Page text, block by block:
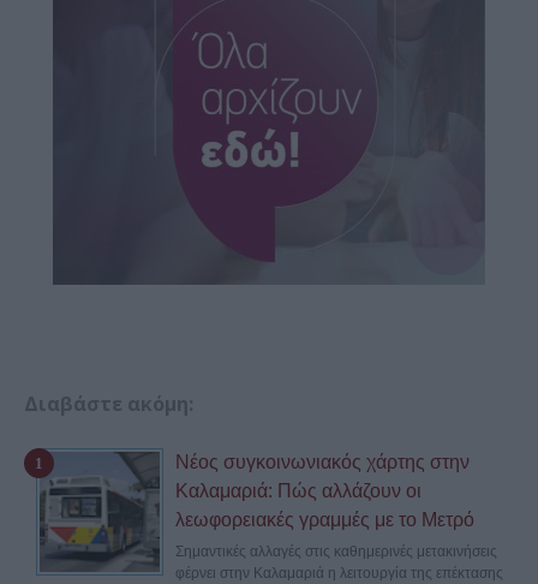
Διαβάστε ακόμη:
Νέος συγκοινωνιακός χάρτης στην
Καλαμαριά: Πώς αλλάζουν οι
λεωφορειακές γραμμές με το Μετρό
Σημαντικές αλλαγές στις καθημερινές μετακινήσεις
φέρνει στην Καλαμαριά η λειτουργία της επέκτασης